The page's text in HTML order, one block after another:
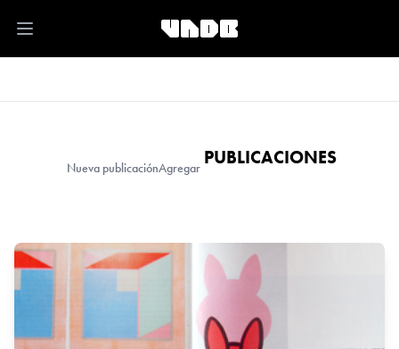
Open main menu
Nueva publicaciónAgregar PUBLICACIONES